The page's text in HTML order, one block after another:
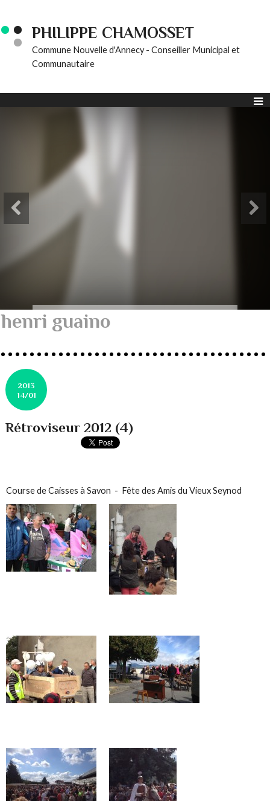
PHILIPPE CHAMOSSET
Commune Nouvelle d'Annecy - Conseiller Municipal et
Communautaire
henri guaino
2013
14/01
Rétroviseur 2012 (4)
Course de Caisses à Savon - Fête des Amis du Vieux Seynod